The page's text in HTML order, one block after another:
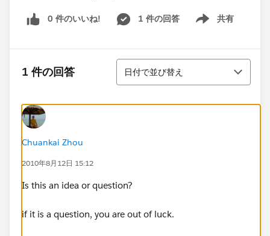
0 件のいいね! 1 件の回答 共有
Show menu
1 件の回答
並び替え
日付で並び替え
Chuankai Zhou
2010年8月12日 15:12
Is this an idea or question?
if it is a question, you are out of luck.